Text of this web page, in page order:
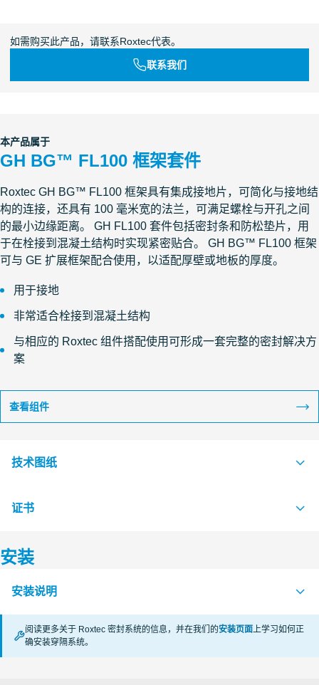
如需购买此产品，请联系Roxtec代表。
联系我们
本产品属于
GH BG™ FL100 框架套件
Roxtec GH BG™ FL100 框架具有集成接地片，可简化与接地结
构的连接，还具有 100 毫米宽的法兰，可满足螺栓与开孔之间
的最小边缘距离。 GH FL100 套件包括密封条和防松垫片，用
于在栓接到混凝土结构时实现紧密贴合。 GH BG™ FL100 框架
可与 GE 扩展框架配合使用，以适配厚壁或地板的厚度。
用于接地
非常适合栓接到混凝土结构
与相应的 Roxtec 组件搭配使用可形成一套完整的密封解决方
案
查看组件
技术图纸
S1608326 GH BG FL100 FRAME KIT
证书
认证机构
Underwriters Laboratories Inc.
Underwriters Laboratories Inc.
安装
安装说明
MOUNTING OF BOLTED FRAMES AND SLEEVES (zh)
阅读更多关于 Roxtec 密封系统的信息，并在我们的安装页面上学习如何正
确安装穿隔系统。